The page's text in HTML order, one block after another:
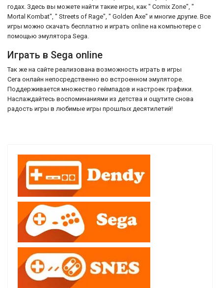
годах. Здесь вы можете найти такие игры, как " Comix Zone", "
Mortal Kombat", " Streets of Rage", " Golden Axe" и многие другие. Все
игры можно скачать бесплатно и играть online на компьютере с
помощью эмулятора Sega.
Играть в Sega online
Так же на сайте реализована возможность играть в игры
Сега онлайн непосредственно во встроенном эмуляторе.
Поддерживается множество геймпадов и настроек графики.
Наслаждайтесь воспоминаниями из детства и ощутите снова
радость игры в любимые игры прошлых десятилетий!